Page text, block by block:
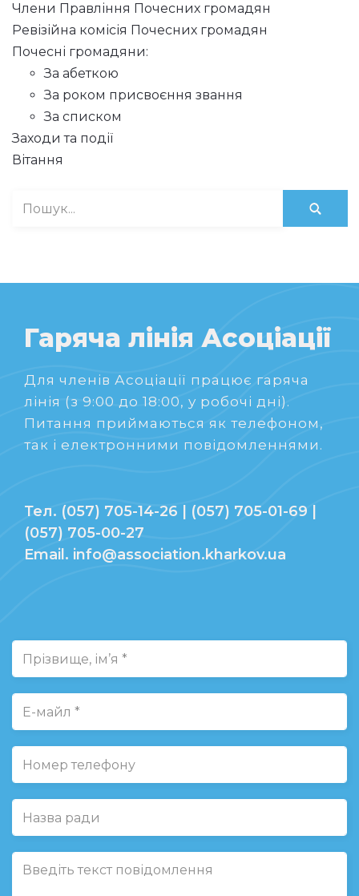
Члени Правління Почесних громадян
Ревізійна комісія Почесних громадян
Почесні громадяни:
За абеткою
За роком присвоєння звання
За списком
Заходи та події
Вітання
Гаряча лінія Асоціації
Для членів Асоціації працює гаряча
лінія (з 9:00 до 18:00, у робочі дні).
Питання приймаються як телефоном,
так і електронними повідомленнями.
Тел. (057) 705-14-26 | (057) 705-01-69 |
(057) 705-00-27
Email. info@association.kharkov.ua